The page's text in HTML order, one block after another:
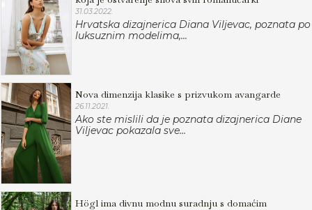
31.03.2022.
Hrvatska dizajnerica Diana Viljevac, poznata po
luksuznim modelima,...
Nova dimenzija klasike s prizvukom avangarde
26.11.2021.
Ako ste mislili da je poznata dizajnerica Diane
Viljevac pokazala sve...
Högl ima divnu modnu suradnju s domaćim